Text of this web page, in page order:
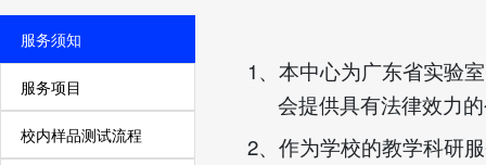
服务须知
服务项目
校内样品测试流程
1、本中心为广东省实验
会提供具有法律效力
2、作为学校的教学科研